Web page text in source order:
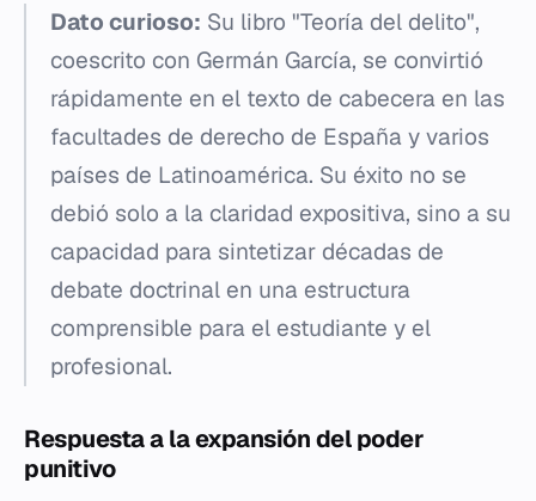
Dato curioso: Su libro "Teoría del delito",
coescrito con Germán García, se convirtió
rápidamente en el texto de cabecera en las
facultades de derecho de España y varios
países de Latinoamérica. Su éxito no se
debió solo a la claridad expositiva, sino a su
capacidad para sintetizar décadas de
debate doctrinal en una estructura
comprensible para el estudiante y el
profesional.
Respuesta a la expansión del poder
punitivo